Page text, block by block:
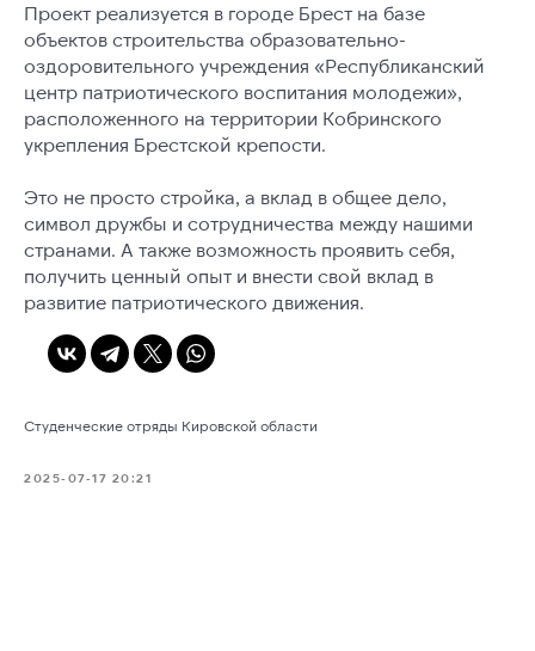
Проект реализуется в городе Брест на базе
объектов строительства образовательно-
оздоровительного учреждения «Республиканский
центр патриотического воспитания молодежи»,
расположенного на территории Кобринского
укрепления Брестской крепости.
Это не просто стройка, а вклад в общее дело,
символ дружбы и сотрудничества между нашими
странами. А также возможность проявить себя,
получить ценный опыт и внести свой вклад в
развитие патриотического движения.
Студенческие отряды Кировской области
2025-07-17 20:21